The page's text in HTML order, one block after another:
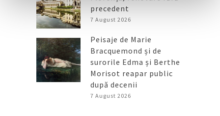
precedent
7 August 2026
Peisaje de Marie
Bracquemond și de
surorile Edma și Berthe
Morisot reapar public
după decenii
7 August 2026